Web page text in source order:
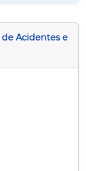
de Acidentes e